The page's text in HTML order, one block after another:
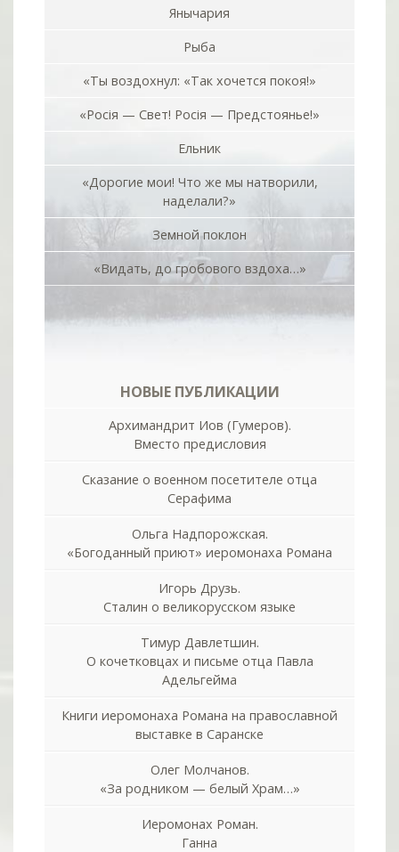
Янычария
Рыба
«Ты воздохнул: «Так хочется покоя!»
«Росiя — Свет! Росiя — Предстоянье!»
Ельник
«Дорогие мои! Что же мы натворили,
наделали?»
Земной поклон
«Видать, до гробового вздоха…»
НОВЫЕ ПУБЛИКАЦИИ
Архимандрит Иов (Гумеров).
Вместо предисловия
Сказание о военном посетителе отца
Серафима
Ольга Надпорожская.
«Богоданный приют» иеромонаха Романа
Игорь Друзь.
Сталин о великорусском языке
Тимур Давлетшин.
О кочетковцах и письме отца Павла
Адельгейма
Книги иеромонаха Романа на православной
выставке в Саранске
Олег Молчанов.
«За родником — белый Храм…»
Иеромонах Роман.
Ганна